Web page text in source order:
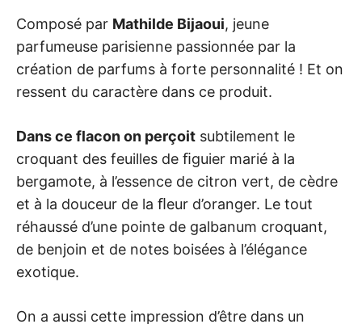
Composé par Mathilde Bijaoui, jeune
parfumeuse parisienne passionnée par la
création de parfums à forte personnalité ! Et on
ressent du caractère dans ce produit.
Dans ce flacon on perçoit subtilement le
croquant des feuilles de ﬁguier marié à la
bergamote, à l’essence de citron vert, de cèdre
et à la douceur de la ﬂeur d’oranger. Le tout
réhaussé d’une pointe de galbanum croquant,
de benjoin et de notes boisées à l’élégance
exotique.
On a aussi cette impression d’être dans un